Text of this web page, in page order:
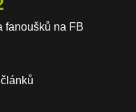
fanoušků na FB